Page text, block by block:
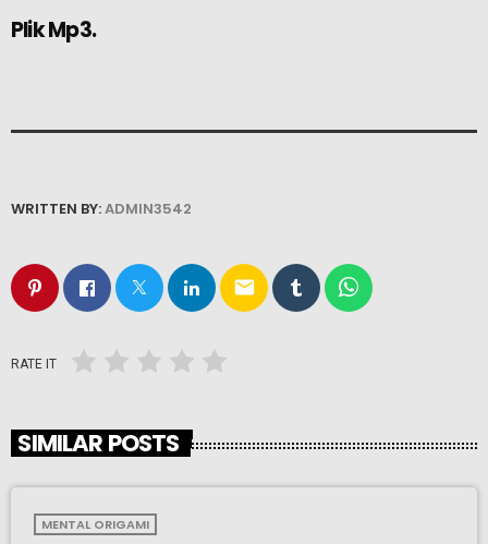
Plik Mp3.
WRITTEN BY:ADMIN3542
email
RATE IT
SIMILAR POSTS
MENTAL ORIGAMI